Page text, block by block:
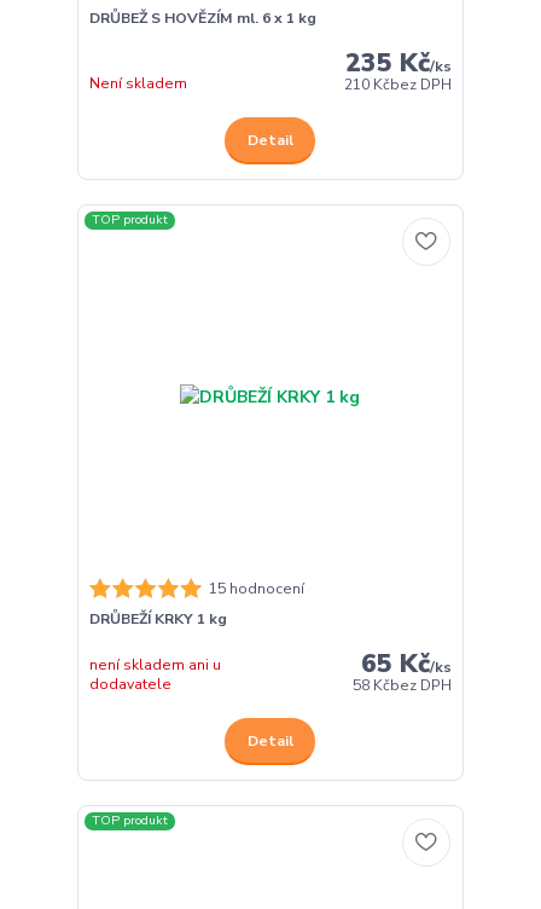
DRŮBEŽ S HOVĚZÍM ml. 6 x 1 kg
235 Kč/ks
210 Kčbez DPH
Není skladem
Detail
TOP produkt
15 hodnocení
DRŮBEŽÍ KRKY 1 kg
65 Kč/ks
58 Kčbez DPH
není skladem ani u
dodavatele
Detail
TOP produkt